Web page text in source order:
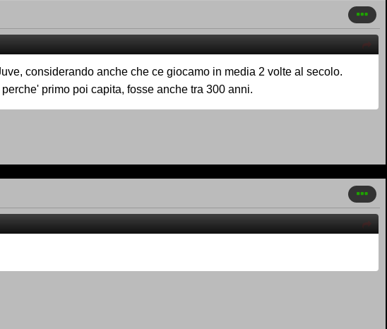
considerando anche che ce giocamo in media 2 volte al secolo.
primo poi capita, fosse anche tra 300 anni.